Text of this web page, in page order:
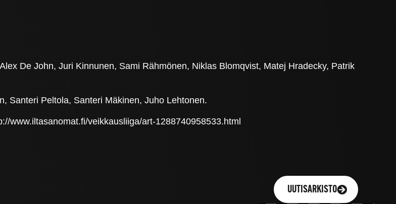
De John, Juri Kinnunen, Sami Rähmönen, Niklas Blomqvist, Matej Hradecky, Patrik
Santeri Peltola, Santeri Mäkinen, Juho Lehtonen.
www.iltasanomat.fi/veikkausliiga/art-1288740958533.html
UUTISARKISTO